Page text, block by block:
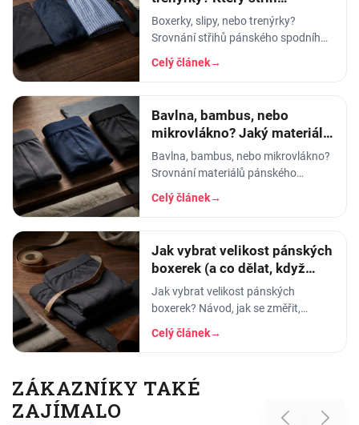
pánského prádla vybrat
Boxerky, slipy, nebo trenýrky?
Srovnání střihů pánského spodního
prádla - pohodlí, opora, pod jaké
kalhoty a na jakou příležitost se
Celý článek→
Bavlna, bambus, nebo
mikrovlákno? Jaký materiál
pánského prádla vybrat
Bavlna, bambus, nebo mikrovlákno?
Srovnání materiálů pánského
spodního prádla - prodyšnost,
savost, trvanlivost a pro koho se
Celý článek→
Jak vybrat velikost pánských
boxerek (a co dělat, když
tlačí)
Jak vybrat velikost pánských
boxerek? Návod, jak se změřit,
orientační tabulka velikostí a tipy, co
dělat, když boxerky tlačí nebo se
Celý článek→
ZÁKAZNÍKY TAKÉ
ZAJÍMALO
Previous Next